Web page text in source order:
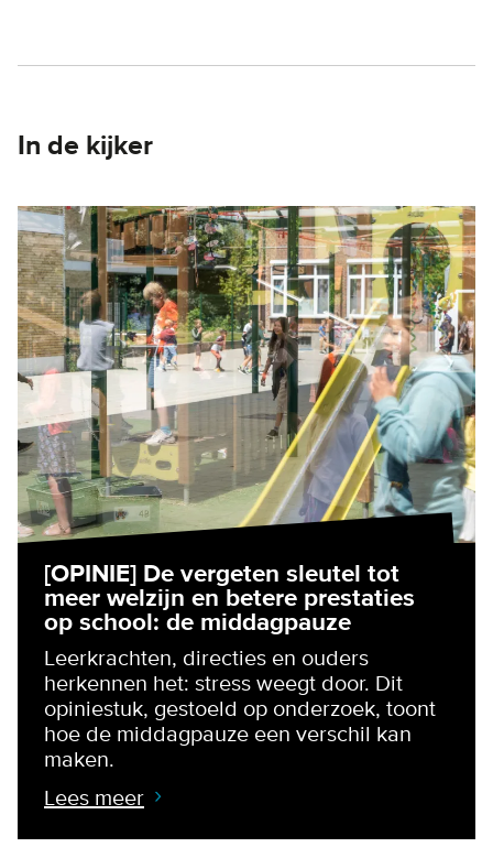
In de kijker
[OPINIE] De vergeten sleutel tot
meer welzijn en betere prestaties
op school: de middagpauze
Leerkrachten, directies en ouders
herkennen het: stress weegt door. Dit
opiniestuk, gestoeld op onderzoek, toont
hoe de middagpauze een verschil kan
maken.
Lees meer